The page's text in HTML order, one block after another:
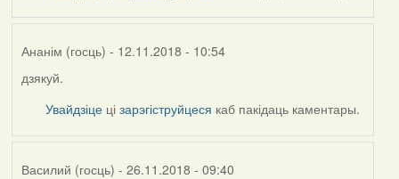
Ананім (госць) - 12.11.2018 - 10:54
In
reply
by
дзякуй.
Увайдзіце цізарэгіструйцеся каб пакідаць каментары.
Василий (госць) - 26.11.2018 - 09:40